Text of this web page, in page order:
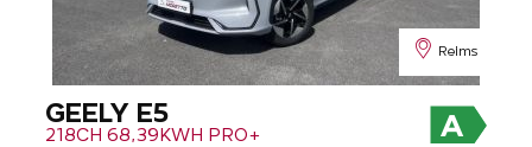
Reims
GEELY E5
218CH 68,39KWH PRO+